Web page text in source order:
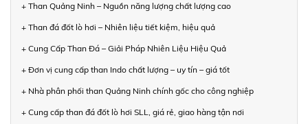
+ Than Quảng Ninh – Nguồn năng lượng chất lượng cao
+ Than đá đốt lò hơi – Nhiên liệu tiết kiệm, hiệu quả
+ Cung Cấp Than Đá – Giải Pháp Nhiên Liệu Hiệu Quả
+ Đơn vị cung cấp than Indo chất lượng – uy tín – giá tốt
+ Nhà phân phối than Quảng Ninh chính gốc cho công nghiệp
+ Cung cấp than đá đốt lò hơi SLL, giá rẻ, giao hàng tận nơi